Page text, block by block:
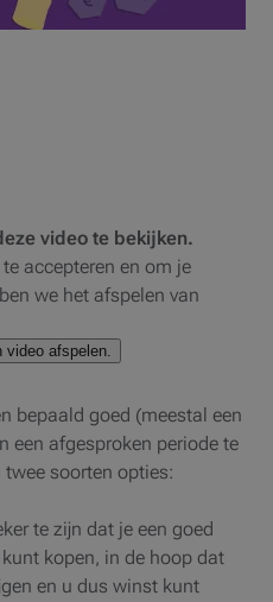
video te bekijken.
accepteren en om je
we het afspelen van
afspelen.
bepaald goed (meestal een
een afgesproken periode te
twee soorten opties:
te zijn dat je een goed
kopen, in de hoop dat
en u dus winst kunt